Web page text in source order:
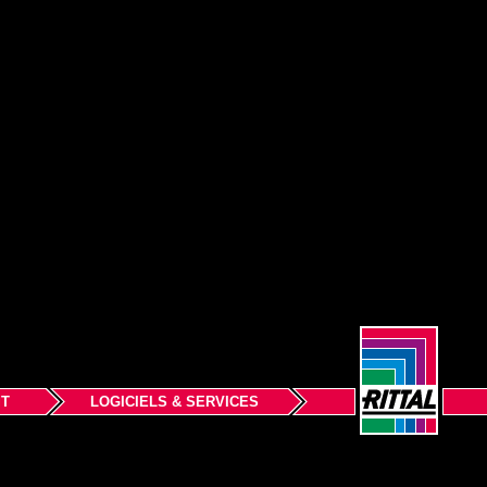
LOGICIELS & SERVICES